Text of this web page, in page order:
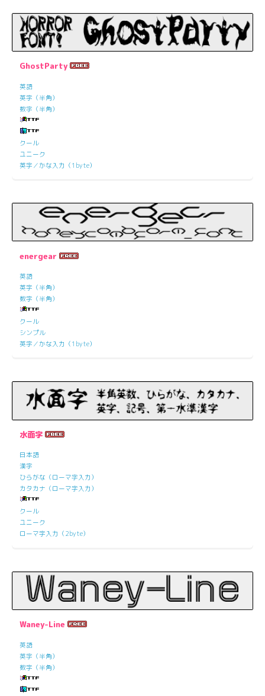
GhostParty
英語
英字（半角）
数字（半角）
クール
ユニーク
英字／かな入力（1byte）
energear
英語
英字（半角）
数字（半角）
クール
シンプル
英字／かな入力（1byte）
水面字
日本語
漢字
ひらがな（ローマ字入力）
カタカナ（ローマ字入力）
クール
ユニーク
ローマ字入力（2byte）
Waney-Line
英語
英字（半角）
数字（半角）